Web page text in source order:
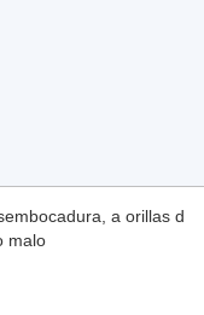
a orillas d
malo